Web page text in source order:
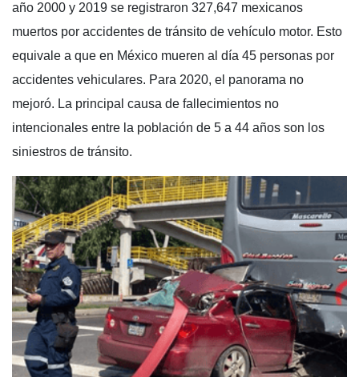
año 2000 y 2019 se registraron 327,647 mexicanos
muertos por accidentes de tránsito de vehículo motor. Esto
equivale a que en México mueren al día 45 personas por
accidentes vehiculares. Para 2020, el panorama no
mejoró. La principal causa de fallecimientos no
intencionales entre la población de 5 a 44 años son los
siniestros de tránsito.